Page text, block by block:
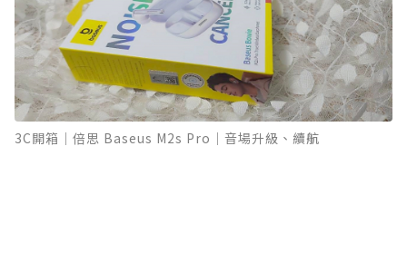
3C開箱｜倍思 Baseus M2s Pro｜音場升級、續航